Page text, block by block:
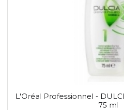
L'Oréal Professionnel -
75 ml